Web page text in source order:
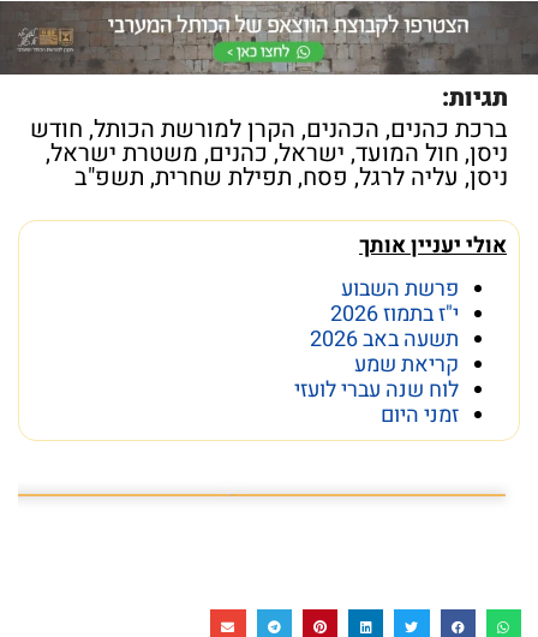
תגיות:
ברכת כהנים, הכהנים, הקרן למורשת הכותל, חודש
ניסן, חול המועד, ישראל,כהנים, משטרת ישראל,
ניסן, עליה לרגל, פסח, תפילת שחרית, תשפ"ב
אולי יעניין אותך
פרשת השבוע
י"ז בתמוז 2026
תשעה באב 2026
קריאת שמע
לוח שנה עברי לועזי
זמני היום